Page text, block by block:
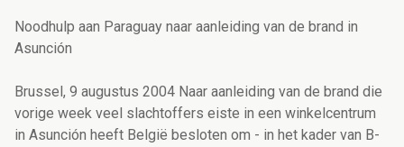
Noodhulp aan Paraguay naar aanleiding van de brand in
Asunción
Brussel, 9 augustus 2004 Naar aanleiding van de brand die
vorige week veel slachtoffers eiste in een winkelcentrum
in Asunción heeft België besloten om - in het kader van B-